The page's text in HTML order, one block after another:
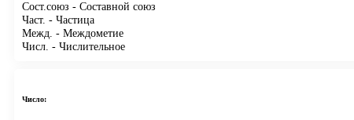
Сост.союз - Составной союз
Част. - Частица
Межд. - Междометие
Числ. - Числительное
Число: